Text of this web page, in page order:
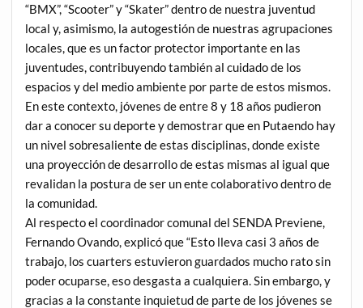
“BMX”, “Scooter” y “Skater” dentro de nuestra juventud
local y, asimismo, la autogestión de nuestras agrupaciones
locales, que es un factor protector importante en las
juventudes, contribuyendo también al cuidado de los
espacios y del medio ambiente por parte de estos mismos.
En este contexto, jóvenes de entre 8 y 18 años pudieron
dar a conocer su deporte y demostrar que en Putaendo hay
un nivel sobresaliente de estas disciplinas, donde existe
una proyección de desarrollo de estas mismas al igual que
revalidan la postura de ser un ente colaborativo dentro de
la comunidad.
Al respecto el coordinador comunal del SENDA Previene,
Fernando Ovando, explicó que “Esto lleva casi 3 años de
trabajo, los cuarters estuvieron guardados mucho rato sin
poder ocuparse, eso desgasta a cualquiera. Sin embargo, y
gracias a la constante inquietud de parte de los jóvenes se